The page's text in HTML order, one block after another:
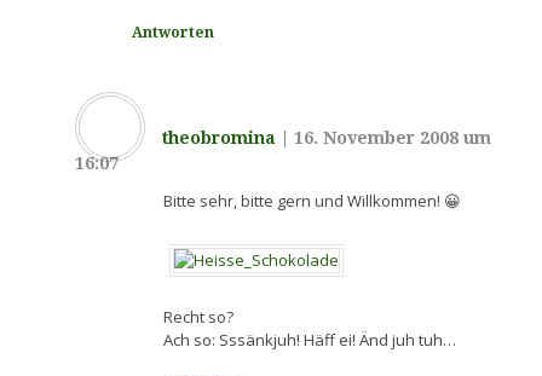
Antworten
theobromina
16. November 2008 um
16:07
Bitte sehr, bitte gern und Willkommen! 😀
Recht so?
Ach so: Sssänkjuh! Häff ei! Änd juh tuh…